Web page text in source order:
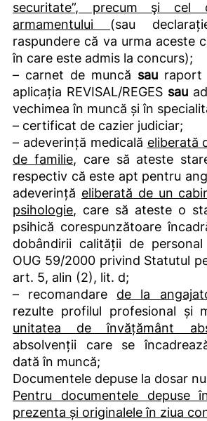
securitate”, precum şi cel
armamentului (sau
raspundere că va urma aceste
în care este admis la concurs);
– carnet de muncă sau raport
aplicația REVISAL/REGES sau
vechimea în muncă și în
– certificat de cazier judiciar;
– adeverință medicală eliberată
de familie, care să ateste
respectiv că este apt pentru
adeverință eliberată de un
psihologie, care să ateste o
psihică corespunzătoare
dobândirii calității de
OUG 59/2000 privind Statutul
art. 5, alin (2), lit. d;
– recomandare de la
rezulte profilul profesional și
unitatea de învățământ
absolvenții care se
dată în muncă;
Documentele depuse la dosar
Pentru documentele depuse
prezenta și originalele în ziua